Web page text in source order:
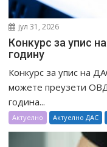
јул 31, 2026
Конкурс за упис
годину
Конкурс за упис на
можете преузети
година...
Актуелно Актуелно ДАС